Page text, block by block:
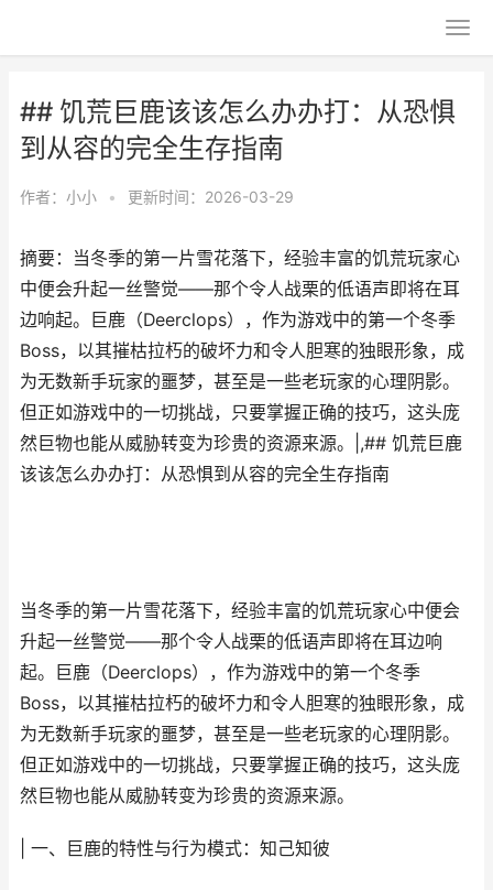
## 饥荒巨鹿该该怎么办办打：从恐惧
到从容的完全生存指南
作者： 小小 • 更新时间：2026-03-29
摘要：当冬季的第一片雪花落下，经验丰富的饥荒玩家心
中便会升起一丝警觉——那个令人战栗的低语声即将在耳
边响起。巨鹿（Deerclops），作为游戏中的第一个冬季
Boss，以其摧枯拉朽的破坏力和令人胆寒的独眼形象，成
为无数新手玩家的噩梦，甚至是一些老玩家的心理阴影。
但正如游戏中的一切挑战，只要掌握正确的技巧，这头庞
然巨物也能从威胁转变为珍贵的资源来源。|,## 饥荒巨鹿
该该怎么办办打：从恐惧到从容的完全生存指南
当冬季的第一片雪花落下，经验丰富的饥荒玩家心中便会
升起一丝警觉——那个令人战栗的低语声即将在耳边响
起。巨鹿（Deerclops），作为游戏中的第一个冬季
Boss，以其摧枯拉朽的破坏力和令人胆寒的独眼形象，成
为无数新手玩家的噩梦，甚至是一些老玩家的心理阴影。
但正如游戏中的一切挑战，只要掌握正确的技巧，这头庞
然巨物也能从威胁转变为珍贵的资源来源。
| 一、巨鹿的特性与行为模式：知己知彼